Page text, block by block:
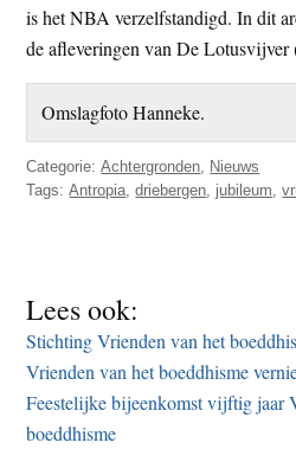
is het NBA verzelfstandigd. In dit
de afleveringen van De
Omslagfoto Hanneke.
Categorie:Achtergronden, Nieuws
Tags:Antropia,driebergen, jubileum,
Lees ook:
Stichting Vrienden van het
Vrienden van het boeddhisme
Feestelijke bijeenkomst vijftig jaar
boeddhisme